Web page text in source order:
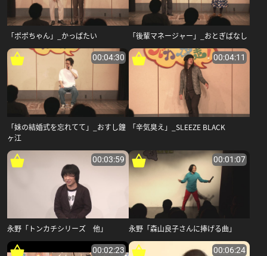
「ポポちゃん」_かっぱたい 「後輩マネージャー」_おとぎばなし
00:04:30
「妹の結婚式を忘れてて」_おすし鐘
ヶ江
00:04:11
「辛気臭え」_SLEEZE BLACK
00:03:59
永野「トンカチシリーズ 他」
00:01:07
永野「森山良子さんに捧げる曲」
00:02:23 00:06:24